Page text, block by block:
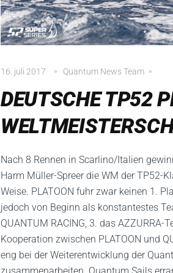
16. juli 2017 Quantum News Team
DEUTSCHE TP52
Nach 8 Rennen in Scarlino/Italien
Harm Müller-Spreer die WM der TP52-
Weise. PLATOON fuhr zwar keinen 1.
jedoch von Beginn als konstantestes
QUANTUM RACING, 3. das AZZURRA-
Kooperation zwischen PLATOON und
eng bei der Weiterentwicklung der